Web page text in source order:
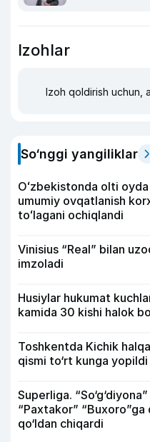
Izohlar
Izoh qoldirish uchun,
So‘nggi yangiliklar
Oʻzbekistonda olti
umumiy ovqatlanish
toʻlagani ochiqlandi
Vinisius “Real” bilan
imzoladi
Husiylar hukumat
kamida 30 kishi halok
Toshkentda Kichik
qismi to‘rt kunga
Superliga.
“Paxtakor” “Buxoro”ga
qo‘ldan chiqardi